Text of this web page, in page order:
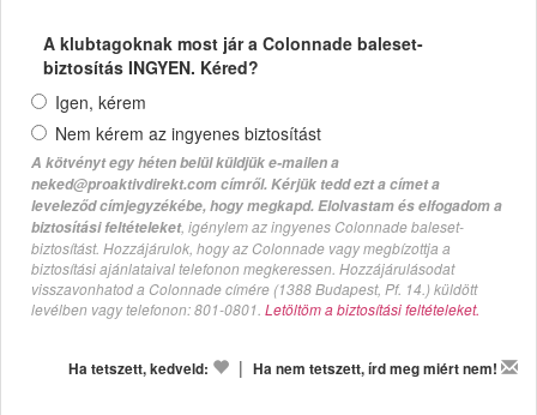
A klubtagoknak most jár a Colonnade baleset-
biztosítás INGYEN. Kéred?
Igen, kérem
Nem kérem az ingyenes biztosítást
A kötvényt egy héten belül küldjük e-mailen a
neked@proaktivdirekt.com címről. Kérjük tedd ezt a címet a
leveleződ címjegyzékébe, hogy megkapd. Elolvastam és elfogadom a
biztosítási feltételeket, igénylem az ingyenes Colonnade baleset-
biztosítást. Hozzájárulok, hogy az Colonnade vagy megbízottja a
biztosítási ajánlataival telefonon megkeressen. Hozzájárulásodat
visszavonhatod a Colonnade címére (1388 Budapest, Pf. 14.) küldött
levélben vagy telefonon: 801-0801. Letöltöm a biztosítási feltételeket.
Ha tetszett, kedveld: | Ha nem tetszett, írd meg miért nem!